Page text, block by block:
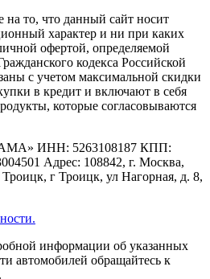
то, что данный сайт носит
характер и ни при каких
офертой, определяемой
кодекса Российской
с учетом максимальной скидки
в кредит и включают в себя
которые согласовываются
ИНН: 5263108187 КПП:
Адрес: 108842, г. Москва,
г Троицк, ул Нагорная, д. 8,
информации об указанных
автомобилей обращайтесь к